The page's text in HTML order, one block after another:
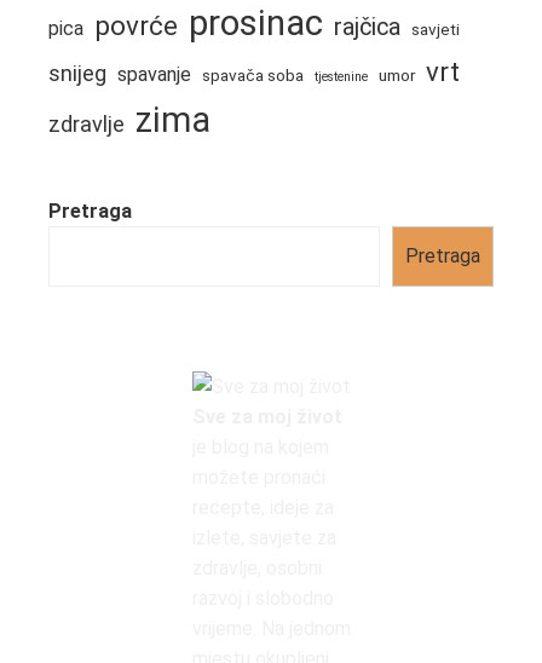
pica povrće prosinac rajčica savjeti
snijeg spavanje spavača soba tjestenine umor vrt
zdravlje zima
Pretraga
Pretraga